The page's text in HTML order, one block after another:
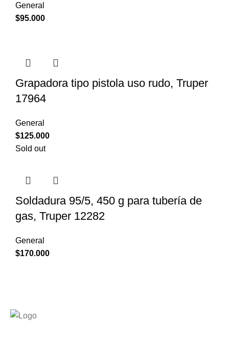
General
$95.000
Grapadora tipo pistola uso rudo, Truper
17964
General
$125.000
Sold out
Soldadura 95/5, 450 g para tubería de
gas, Truper 12282
General
$170.000